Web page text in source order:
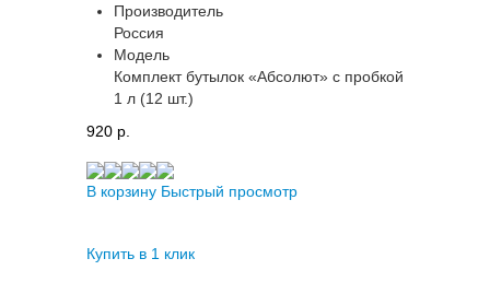
Производитель
Россия
Модель
Комплект бутылок «Абсолют» с пробкой
1 л (12 шт.)
920 p.
В корзину Быстрый просмотр
Купить в 1 клик